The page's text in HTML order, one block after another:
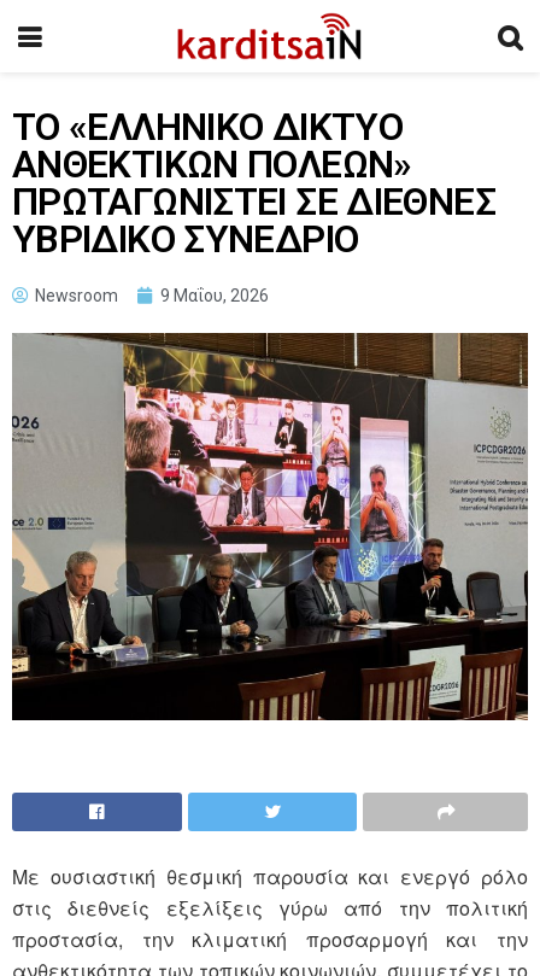
ΤΟ «ΕΛΛΗΝΙΚΟ ΔΙΚΤΥΟ
ΑΝΘΕΚΤΙΚΩΝ ΠΟΛΕΩΝ»
ΠΡΩΤΑΓΩΝΙΣΤΕΙ ΣΕ ΔΙΕΘΝΕΣ
ΥΒΡΙΔΙΚΟ ΣΥΝΕΔΡΙΟ
Newsroom 9 Μαΐου, 2026
Με ουσιαστική θεσμική παρουσία και ενεργό ρόλο
στις διεθνείς εξελίξεις γύρω από την πολιτική
προστασία, την κλιματική προσαρμογή και την
ανθεκτικότητα των τοπικών κοινωνιών, συμμετέχει το